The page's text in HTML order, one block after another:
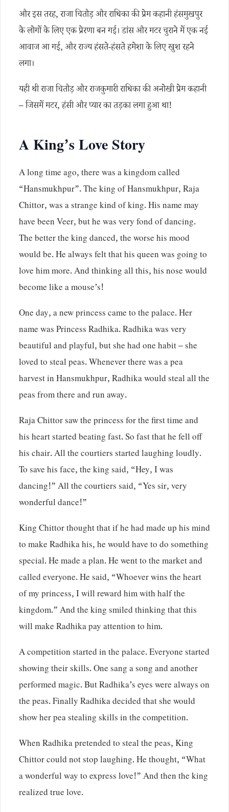
और इस तरह, राजा चितौड़ और राधिका की प्रेम कहानी हंसमुखपुर
के लोगों के लिए एक प्रेरणा बन गई। डांस और मटर चुराने में एक नई
आवाज आ गई, और राज्य हंसते-हंसते हमेशा के लिए खुश रहने
लगा।
यही थी राजा चितौड़ और राजकुमारी राधिका की अनोखी प्रेम कहानी
– जिसमें मटर, हंसी और प्यार का तड़का लगा हुआ था!
A King’s Love Story
A long time ago, there was a kingdom called
“Hansmukhpur”. The king of Hansmukhpur, Raja
Chittor, was a strange kind of king. His name may
have been Veer, but he was very fond of dancing.
The better the king danced, the worse his mood
would be. He always felt that his queen was going to
love him more. And thinking all this, his nose would
become like a mouse’s!
One day, a new princess came to the palace. Her
name was Princess Radhika. Radhika was very
beautiful and playful, but she had one habit – she
loved to steal peas. Whenever there was a pea
harvest in Hansmukhpur, Radhika would steal all the
peas from there and run away.
Raja Chittor saw the princess for the first time and
his heart started beating fast. So fast that he fell off
his chair. All the courtiers started laughing loudly.
To save his face, the king said, “Hey, I was
dancing!” All the courtiers said, “Yes sir, very
wonderful dance!”
King Chittor thought that if he had made up his mind
to make Radhika his, he would have to do something
special. He made a plan. He went to the market and
called everyone. He said, “Whoever wins the heart
of my princess, I will reward him with half the
kingdom.” And the king smiled thinking that this
will make Radhika pay attention to him.
A competition started in the palace. Everyone started
showing their skills. One sang a song and another
performed magic. But Radhika’s eyes were always on
the peas. Finally Radhika decided that she would
show her pea stealing skills in the competition.
When Radhika pretended to steal the peas, King
Chittor could not stop laughing. He thought, “What
a wonderful way to express love!” And then the king
realized true love.